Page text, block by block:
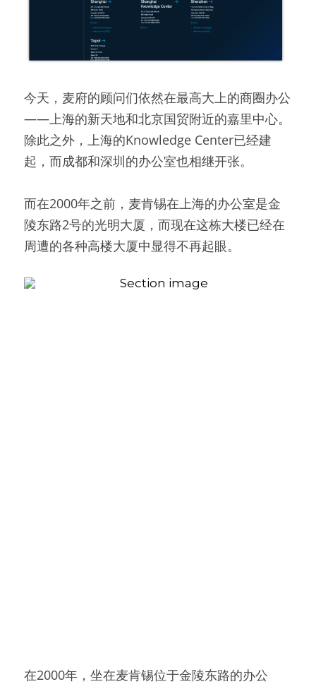
今天，麦府的顾问们依然在最高大上的商圈办公
——上海的新天地和北京国贸附近的嘉里中心。
除此之外，上海的Knowledge Center已经建
起，而成都和深圳的办公室也相继开张。
而在2000年之前，麦肯锡在上海的办公室是金
陵东路2号的光明大厦，而现在这栋大楼已经在
周遭的各种高楼大厦中显得不再起眼。
在2000年，坐在麦肯锡位于金陵东路的办公